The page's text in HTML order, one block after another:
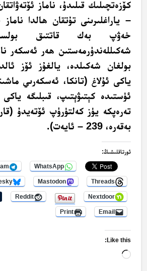
كۆزەتچىلىك قىلىدۇ، ناماز
– ياراغلىرىنى تۇتقان ھالدا ناماز
خەۋپ بەك قاتتىق
شەكىللەندۈرمەستىن ھەر ئەسكەر
بولغان شەكىلدە، يالغۇز ئۆز
ياكى ئۇلاغ (تانكا، ئەسكەرىي
ئۈستىدە كېتىۋېتىپ، قىبلىگە
بەقەرە، 239 – ئايەت).
ئورتاقلىشىڭ:
WhatsApp
Threads
Mastodon
Nextdoor
Reddit
Email
Print
Like this:
Loading…